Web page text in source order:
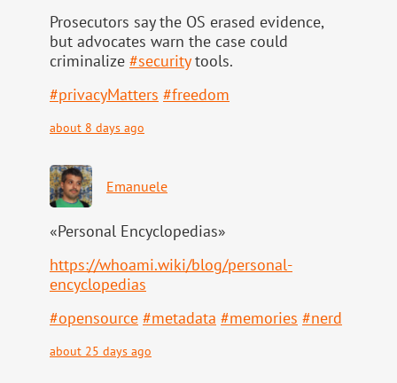
Prosecutors say the OS erased evidence,
but advocates warn the case could
criminalize #securitytools.
#privacyMatters #freedom
about 8 days ago
Emanuele
«Personal Encyclopedias»
https://whoami.wiki/blog/personal-
encyclopedias
#opensource #metadata #memories #nerd
about 25 days ago